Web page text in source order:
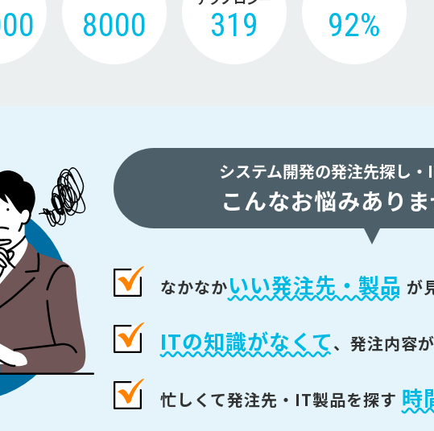
8000 319 92%
システム開発の発注先探し・
こんなお悩みあり
なかなかいい発注先・製品 が
ITの知識がなくて、 発注内容
忙しくて発注先・IT製品を探す 時